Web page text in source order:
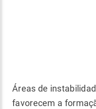
Áreas de
favorecem a